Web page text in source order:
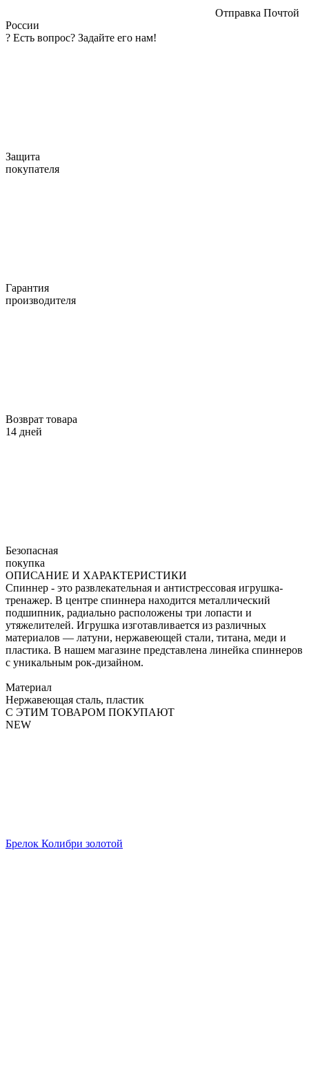
Отправка Почтой
России
? Есть вопрос? Задайте его нам!
Защита
покупателя
Гарантия
производителя
Возврат товара
14 дней
Безопасная
покупка
ОПИСАНИЕ И ХАРАКТЕРИСТИКИ
Спиннер - это развлекательная и антистрессовая игрушка-
тренажер. В центре спиннера находится металлический
подшипник, радиально расположены три лопасти и
утяжелителей. Игрушка изготавливается из различных
материалов — латуни, нержавеющей стали, титана, меди и
пластика. В нашем магазине представлена линейка спиннеров
с уникальным рок-дизайном.
Материал
Нержавеющая сталь, пластик
С ЭТИМ ТОВАРОМ ПОКУПАЮТ
NEW
Брелок Колибри золотой